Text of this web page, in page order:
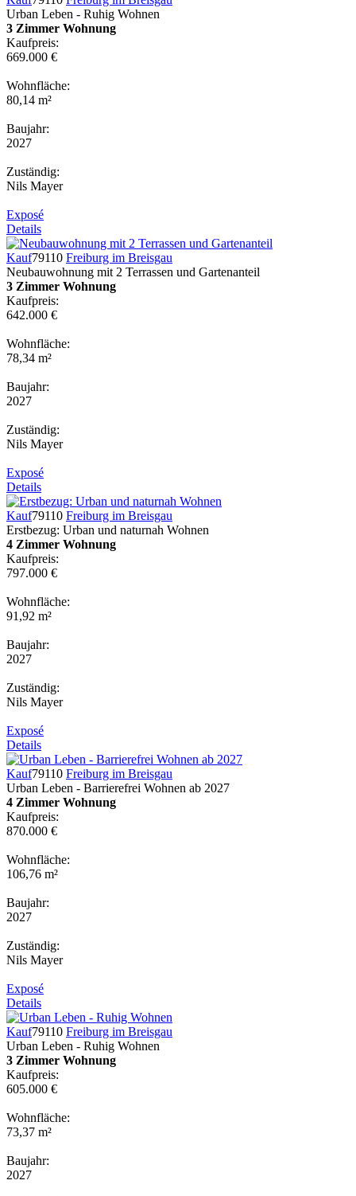
Urban Leben - Ruhig Wohnen
3 Zimmer Wohnung
Kaufpreis:
669.000 €
Wohnfläche:
80,14 m²
Baujahr:
2027
Zuständig:
Nils Mayer
Exposé
Details
Kauf79110 Freiburg im Breisgau
Neubauwohnung mit 2 Terrassen und Gartenanteil
3 Zimmer Wohnung
Kaufpreis:
642.000 €
Wohnfläche:
78,34 m²
Baujahr:
2027
Zuständig:
Nils Mayer
Exposé
Details
Kauf79110 Freiburg im Breisgau
Erstbezug: Urban und naturnah Wohnen
4 Zimmer Wohnung
Kaufpreis:
797.000 €
Wohnfläche:
91,92 m²
Baujahr:
2027
Zuständig:
Nils Mayer
Exposé
Details
Kauf79110 Freiburg im Breisgau
Urban Leben - Barrierefrei Wohnen ab 2027
4 Zimmer Wohnung
Kaufpreis:
870.000 €
Wohnfläche:
106,76 m²
Baujahr:
2027
Zuständig:
Nils Mayer
Exposé
Details
Kauf79110 Freiburg im Breisgau
Urban Leben - Ruhig Wohnen
3 Zimmer Wohnung
Kaufpreis:
605.000 €
Wohnfläche:
73,37 m²
Baujahr:
2027